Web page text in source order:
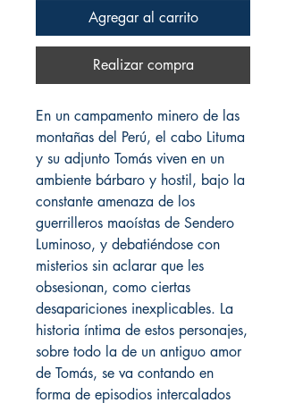
Agregar al carrito
Realizar compra
En un campamento minero de las
montañas del Perú, el cabo Lituma
y su adjunto Tomás viven en un
ambiente bárbaro y hostil, bajo la
constante amenaza de los
guerrilleros maoístas de Sendero
Luminoso, y debatiéndose con
misterios sin aclarar que les
obsesionan, como ciertas
desapariciones inexplicables. La
historia íntima de estos personajes,
sobre todo la de un antiguo amor
de Tomás, se va contando en
forma de episodios intercalados